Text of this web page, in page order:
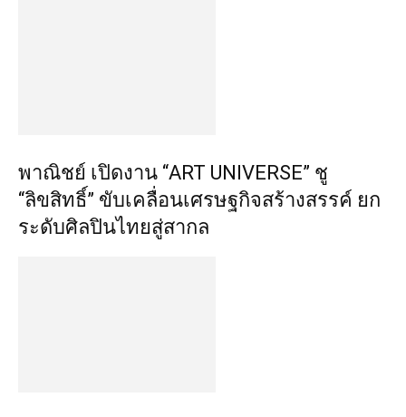
พาณิชย์ เปิดงาน “ART UNIVERSE” ชู
“ลิขสิทธิ์” ขับเคลื่อนเศรษฐกิจสร้างสรรค์ ยก
ระดับศิลปินไทยสู่สากล